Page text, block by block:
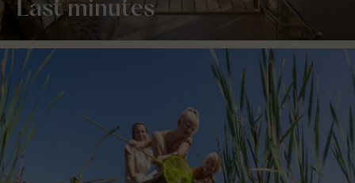
Last minutes